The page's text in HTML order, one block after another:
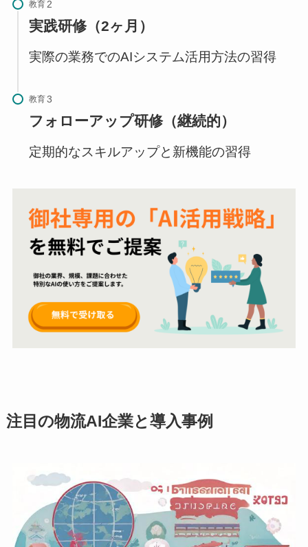
教育
実践研修（2ヶ月）
実際の業務でのAIシステム活用方法の習得
教育
フォローアップ研修（継続的）
定期的なスキルアップと新機能の習得
注目の物流AI企業と導入事例